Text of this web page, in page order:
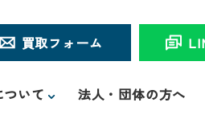
いて 法人・団体の方へ
買取フォーム